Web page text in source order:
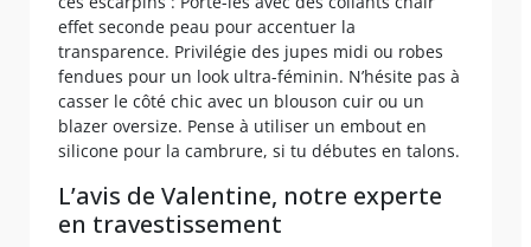
effet seconde peau pour accentuer la
transparence. Privilégie des jupes midi ou robes
fendues pour un look ultra-féminin. N’hésite pas à
casser le côté chic avec un blouson cuir ou un
blazer oversize. Pense à utiliser un embout en
silicone pour la cambrure, si tu débutes en talons.
L’avis de Valentine, notre experte
en travestissement